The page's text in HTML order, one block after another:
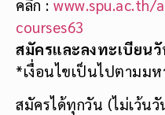
คลิก : www.spu.ac.th/
courses63
สมัครและลงทะเบียน
*เงื่อนไขเป็นไปตามม
สมัครได้ทุกวัน (ไม่เว้น